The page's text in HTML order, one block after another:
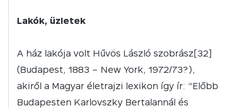
Lakók, üzletek
A ház lakója volt Hűvös László szobrász[32]
(Budapest, 1883 – New York, 1972/73?),
akiről a Magyar életrajzi lexikon így ír: “Előbb
Budapesten Karlovszky Bertalannál és